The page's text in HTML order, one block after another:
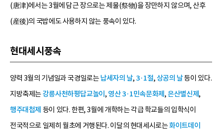
(唐津)에서는 3월에 담근 장으로는 제물(祭物)을 장만하지 않으며, 산후
(産後)의 국밥에도 사용하지 않는 풍속이 있다.
현대세시풍속
양력 3월의 기념일과 국경일로는납세자의 날, 3·1절, 상공의 날등이 있다.
지방축제는강릉사천하평답교놀이 , 영산 3·1민속문화제 , 은산별신제,
행주대첩제 등이 있다. 한편, 3월에 개학하는 각급 학교들의 입학식이
전국적으로 일제히 월초에 거행된다. 이달의 현대세시로는화이트데이